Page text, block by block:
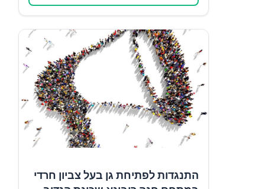
התנגדות לפתיחת גן בעל צביון חרדי